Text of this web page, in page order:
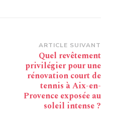
ARTICLE SUIVANT
Quel revêtement
privilégier pour une
rénovation court de
tennis à Aix-en-
Provence exposée au
soleil intense ?